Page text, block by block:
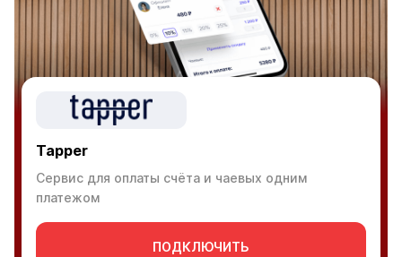
Tapper
Сервис для оплаты счёта и чаевых одним
платежом
ПОДКЛЮЧИТЬ